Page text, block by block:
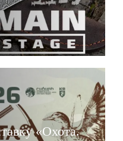
«Охота.